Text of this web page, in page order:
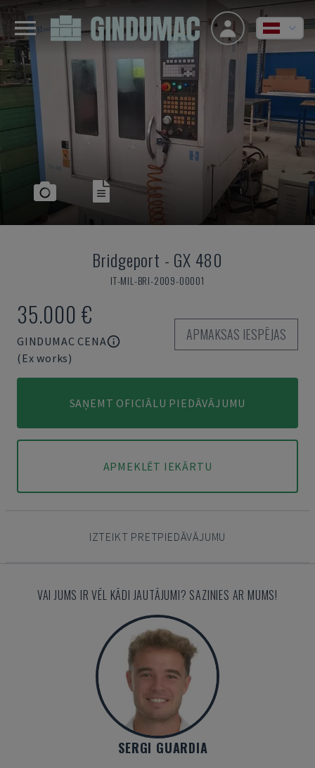
Bridgeport - GX 480
IT-MIL-BRI-2009-00001
35.000 €
GINDUMAC CENA
(Ex works)
APMAKSAS IESPĒJAS
SAŅEMT OFICIĀLU PIEDĀVĀJUMU
APMEKLĒT IEKĀRTU
IZTEIKT PRETPIEDĀVĀJUMU
VAI JUMS IR VĒL KĀDI JAUTĀJUMI? SAZINIES AR MUMS!
SERGI GUARDIA